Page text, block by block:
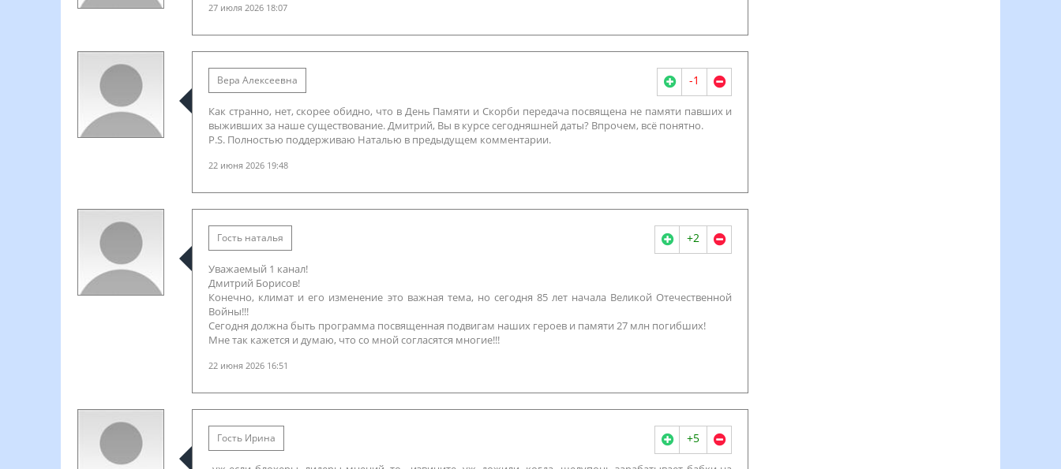
27 июля 2026 18:07
Вера Алексеевна -1
Как странно, нет, скорее обидно, что в День Памяти и Скорби передача посвящена не памяти павших и
выживших за наше существование. Дмитрий, Вы в курсе сегодняшней даты? Впрочем, всё понятно.
P.S. Полностью поддерживаю Наталью в предыдущем комментарии.
22 июня 2026 19:48
Гость наталья +2
Уважаемый 1 канал!
Дмитрий Борисов!
Конечно, климат и его изменение это важная тема, но сегодня 85 лет начала Великой Отечественной
Войны!!!
Сегодня должна быть программа посвященная подвигам наших героев и памяти 27 млн погибших!
Мне так кажется и думаю, что со мной согласятся многие!!!
22 июня 2026 16:51
Гость Ирина +5